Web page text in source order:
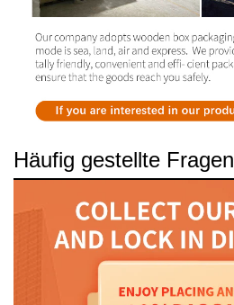
Häufig gestellte Fragen